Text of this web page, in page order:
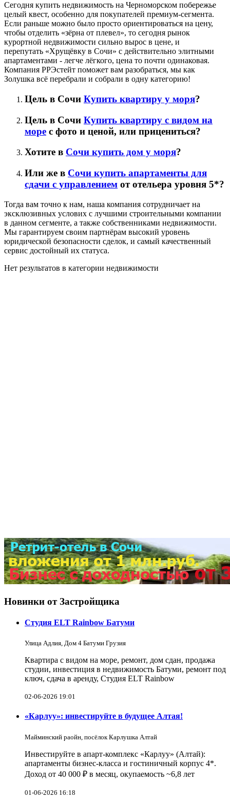
Сегодня купить недвижимость на Черноморском побережье
целый квест, особенно для покупателей премиум-сегмента.
Если раньше можно было просто ориентироваться на цену,
чтобы отделить «зёрна от плевел», то сегодня рынок
курортной недвижимости сильно вырос в цене, и
перепутать «Хрущёвку в Сочи» с действительно элитными
апартаментами - легче лёгкого, цена то почти одинаковая.
Компания РРЭстейт поможет вам разобраться, мы как
Золушка всё перебрали и собрали в одну категорию!
Цель в Сочи Купить квартиру у моря?
Цель в Сочи Купить квартиру с видом на
море с фото и ценой, или прицениться?
Хотите в Сочи купить дом у моря?
Или же в Сочи купить апартаменты для
сдачи с управлением от отельера уровня 5*?
Тогда вам точно к нам, наша компания сотрудничает на
эксклюзивных услових с лучшими строительными компании
в данном сегменте, а также собственниками недвижимости.
Мы гарантируем своим партнёрам высокий уровень
юридической безопасности сделок, и самый качественный
сервис достойный их статуса.
Нет результатов в категории недвижимости
Новинки от Застройщика
Студия ELT Rainbow Батуми
Улица Адлия, Дом 4 Батуми Грузия
Квартира с видом на море, ремонт, дом сдан, продажа
студии, инвестиция в недвижимость Батуми, ремонт под
ключ, сдача в аренду, Студия ELT Rainbow
02-06-2026 19:01
«Карлуу»: инвестируйте в будущее Алтая!
Майминский раойн, посёлок Карлушка Алтай
Инвестируйте в апарт-комплекс «Карлуу» (Алтай):
апартаменты бизнес-класса и гостиничный корпус 4*.
Доход от 40 000 ₽ в месяц, окупаемость ~6,8 лет
01-06-2026 16:18